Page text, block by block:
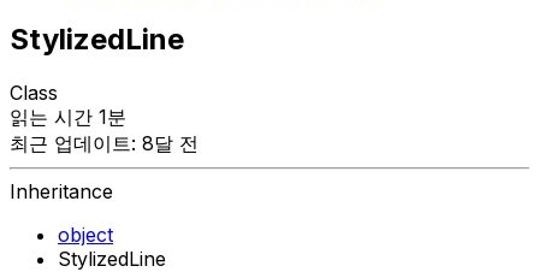
StylizedLine
Class
읽는 시간 1분
최근 업데이트: 8달 전
Inheritance
object
StylizedLine